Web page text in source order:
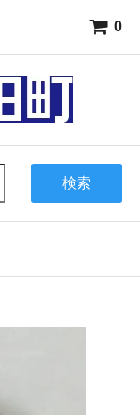
0
検索